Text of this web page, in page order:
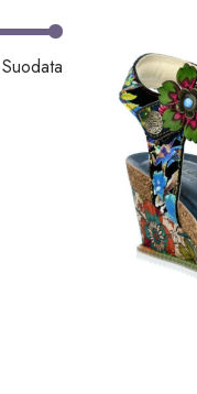
Minimihinta
Maksimihinta
Suodata